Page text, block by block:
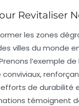
Revitaliser
les zones
villes du monde
l’exemple
efforts de durabilité
témoignent